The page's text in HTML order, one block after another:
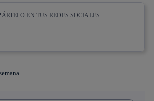
EN TUS REDES SOCIALES